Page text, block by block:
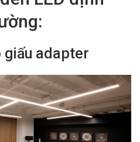
giấu adapter